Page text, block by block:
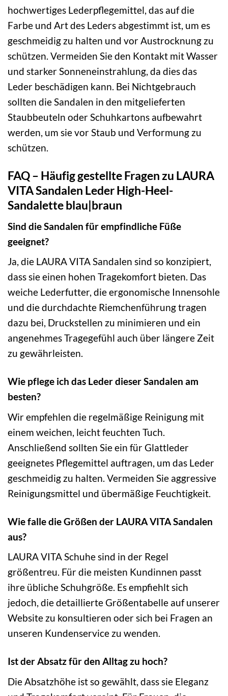
hochwertiges Lederpflegemittel, das auf die
Farbe und Art des Leders abgestimmt ist, um es
geschmeidig zu halten und vor Austrocknung zu
schützen. Vermeiden Sie den Kontakt mit Wasser
und starker Sonneneinstrahlung, da dies das
Leder beschädigen kann. Bei Nichtgebrauch
sollten die Sandalen in den mitgelieferten
Staubbeuteln oder Schuhkartons aufbewahrt
werden, um sie vor Staub und Verformung zu
schützen.
FAQ – Häufig gestellte Fragen zu LAURA
VITA Sandalen Leder High-Heel-
Sandalette blau|braun
Sind die Sandalen für empfindliche Füße
geeignet?
Ja, die LAURA VITA Sandalen sind so konzipiert,
dass sie einen hohen Tragekomfort bieten. Das
weiche Lederfutter, die ergonomische Innensohle
und die durchdachte Riemchenführung tragen
dazu bei, Druckstellen zu minimieren und ein
angenehmes Tragegefühl auch über längere Zeit
zu gewährleisten.
Wie pflege ich das Leder dieser Sandalen am
besten?
Wir empfehlen die regelmäßige Reinigung mit
einem weichen, leicht feuchten Tuch.
Anschließend sollten Sie ein für Glattleder
geeignetes Pflegemittel auftragen, um das Leder
geschmeidig zu halten. Vermeiden Sie aggressive
Reinigungsmittel und übermäßige Feuchtigkeit.
Wie falle die Größen der LAURA VITA Sandalen
aus?
LAURA VITA Schuhe sind in der Regel
größentreu. Für die meisten Kundinnen passt
ihre übliche Schuhgröße. Es empfiehlt sich
jedoch, die detaillierte Größentabelle auf unserer
Website zu konsultieren oder sich bei Fragen an
unseren Kundenservice zu wenden.
Ist der Absatz für den Alltag zu hoch?
Die Absatzhöhe ist so gewählt, dass sie Eleganz